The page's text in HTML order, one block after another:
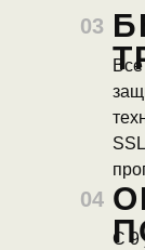
03
04
С 9